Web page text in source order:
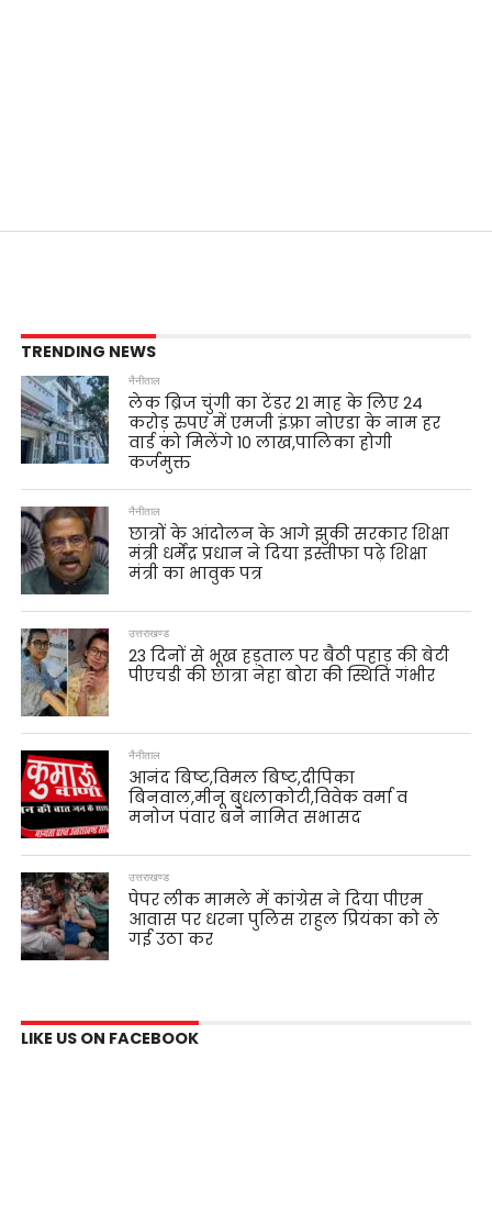
TRENDING NEWS
नैनीताल
लेक ब्रिज चुंगी का टेंडर 21 माह के लिए 24
करोड़ रुपए में एमजी इंफ़्रा नोएडा के नाम हर
वार्ड को मिलेंगे 10 लाख,पालिका होगी
कर्जमुक्त
नैनीताल
छात्रों के आंदोलन के आगे झुकी सरकार शिक्षा
मंत्री धर्मेंद्र प्रधान ने दिया इस्तीफा पढ़े शिक्षा
मंत्री का भावुक पत्र
उत्तराखण्ड
23 दिनों से भूख हड़ताल पर बैठी पहाड़ की बेटी
पीएचडी की छात्रा नेहा बोरा की स्थिति गंभीर
नैनीताल
आनंद बिष्ट,विमल बिष्ट,दीपिका
बिनवाल,मीनू बुधलाकोटी,विवेक वर्मा व
मनोज पंवार बने नामित सभासद
उत्तराखण्ड
पेपर लीक मामले में कांग्रेस ने दिया पीएम
आवास पर धरना पुलिस राहुल प्रियंका को ले
गई उठा कर
LIKE US ON FACEBOOK